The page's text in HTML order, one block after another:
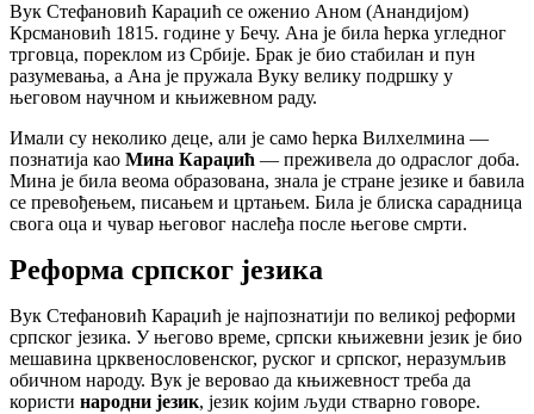
Вук Стефановић Караџић се оженио Аном (Анандијом)
Крсмановић 1815. године у Бечу. Ана је била ћерка угледног
трговца, пореклом из Србије. Брак је био стабилан и пун
разумевања, а Ана је пружала Вуку велику подршку у
његовом научном и књижевном раду.
Имали су неколико деце, али је само ћерка Вилхелмина —
познатија као Мина Караџић — преживела до одраслог доба.
Мина је била веома образована, знала је стране језике и бавила
се превођењем, писањем и цртањем. Била је блиска сарадница
свога оца и чувар његовог наслеђа после његове смрти.
Реформа српског језика
Вук Стефановић Караџић је најпознатији по великој реформи
српског језика. У његово време, српски књижевни језик је био
мешавина црквенословенског, руског и српског, неразумљив
обичном народу. Вук је веровао да књижевност треба да
користи народни језик, језик којим људи стварно говоре.